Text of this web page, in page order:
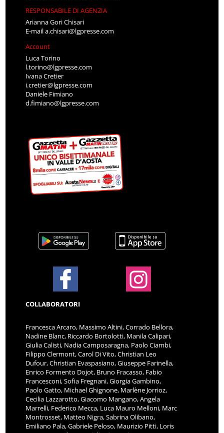
RESPONSABILE DI AGENZIA
Arianna Gori Chisari
E-maila.chisari@lgpresse.com
Account
Luca Torino
l.torino@lgpresse.com
Ivana Cretier
i.cretier@lgpresse.com
Daniele Fimiano
d.fimiano@lgpresse.com
COLLABORATORI
Francesca Arcaro, Massimo Altini, Corrado Bellora,
Nadine Blanc, Riccardo Bortolotti, Manila Calipari,
Giulia Calisti, Nadia Camposaragna, Paolo Ciambi,
Filippo Clermont, Carol Di Vito, Christian Leo
Dufour, Christian Evaspasiano, Giuseppe Farinella,
Enrico Formento Dojot, Bruno Fracasso, Fabio
Francesconi, Sofia Fregnani, Giorgia Gambino,
Paolo Gatto, Michael Ghignone, Marlène Jorrioz,
Cecilia Lazzarotto, Giacomo Mangano, Angela
Marrelli, Federico Mecca, Luca Mauro Melloni, Marc
Montrosset, Matteo Nigra, Sabrina Olibano,
Emiliano Pala, Gabriele Peloso, Maurizio Pitti, Loris